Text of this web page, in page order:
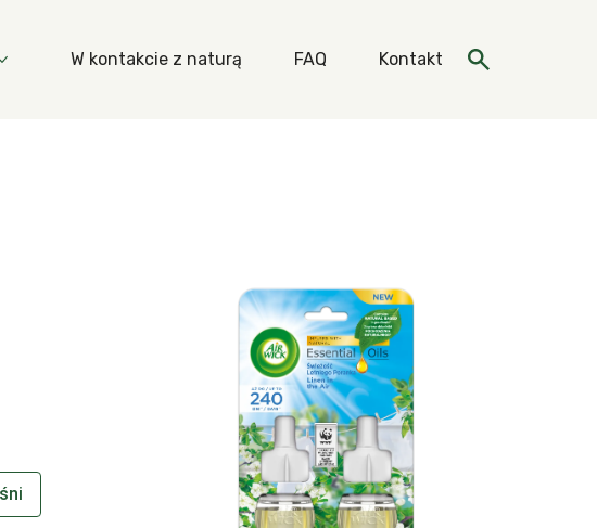
Więcej Kolekcje specjalne
W kontakcie z naturą FAQ Kontakt